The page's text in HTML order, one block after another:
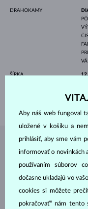
DRAHOKAMY
ŠÍRKA
ŠPERKY Z
Aby náš web fungoval
uložené v košíku a
prihlásiť, aby sme vám
informovať o novinkách
používaním súborov
dočasne ukladajú vo
cookies si môžete
pokračovať“ nám tento